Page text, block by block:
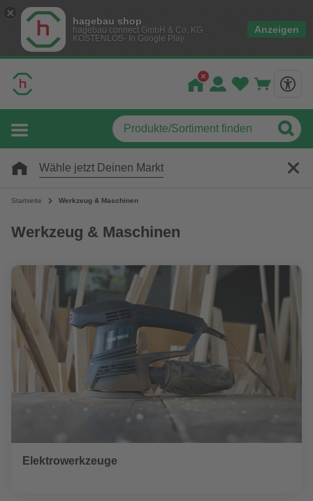
hagebau shop
hagebau connect GmbH & Co. KG
KOSTENLOS- In Google Play
Anzeigen
Wähle jetzt Deinen Markt
Startseite Werkzeug & Maschinen
Werkzeug & Maschinen
Elektrowerkzeuge